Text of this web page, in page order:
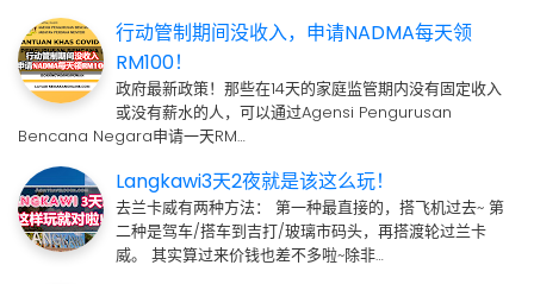
行动管制期间没收入，申请NADMA每天领
RM100！
政府最新政策！那些在14天的家庭监管期内没有固定收入
或没有薪水的人，可以通过Agensi Pengurusan
Bencana Negara申请一天RM…
Langkawi3天2夜就是该这么玩！
去兰卡威有两种方法： 第一种最直接的，搭飞机过去~ 第
二种是驾车/搭车到吉打/玻璃市码头，再搭渡轮过兰卡
威。 其实算过来价钱也差不多啦~除非…